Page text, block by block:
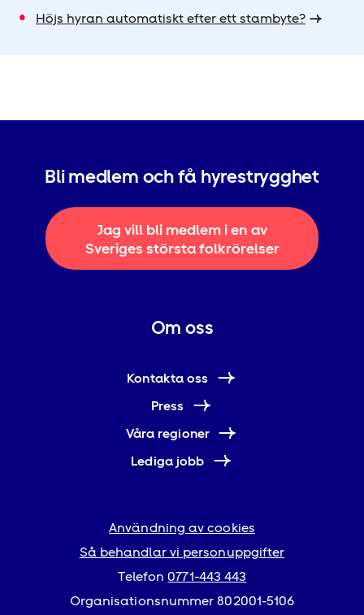
Höjs hyran automatiskt efter ett stambyte?
Bli medlem och få hyrestrygghet
Jag vill bli medlem i en av
Sveriges största folkrörelser
Om oss
Kontakta oss
Press
Våra regioner
Lediga jobb
Användning av cookies
Så behandlar vi personuppgifter
Telefon0771-443 443
Organisationsnummer 802001-5106